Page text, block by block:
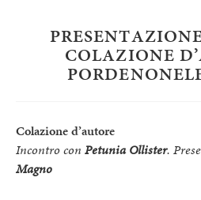
COLAZIONE
Colazione d’autore
Incontro con Petunia Ollister.
Magno